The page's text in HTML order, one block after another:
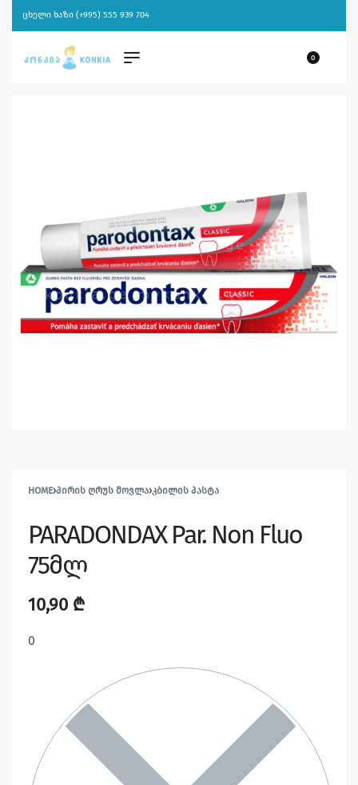
ცხელი ხაზი (+995) 555 939 704
0
HOME›ᲞᲘᲠᲘᲡ ᲦᲠᲣᲡ ᲛᲝᲕᲚᲐ›ᲙᲑᲘᲚᲘᲡ ᲞᲐᲡᲢᲐ
PARADONDAX Par. Non Fluo
75მლ
10,90 ₾
0